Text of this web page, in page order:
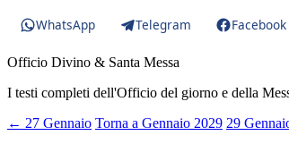
WhatsApp Telegram Facebook
Officio Divino & Santa Messa
I testi completi dell'Officio del giorno e della
← 27 Gennaio Torna a Gennaio 2029 29